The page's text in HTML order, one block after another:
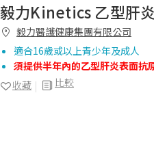
毅力Kinetics 乙型肝
毅力醫護健康集團有限公司
適合16歲或以上青少年及成人
須提供半年內的乙型肝炎表面抗
比較
收藏